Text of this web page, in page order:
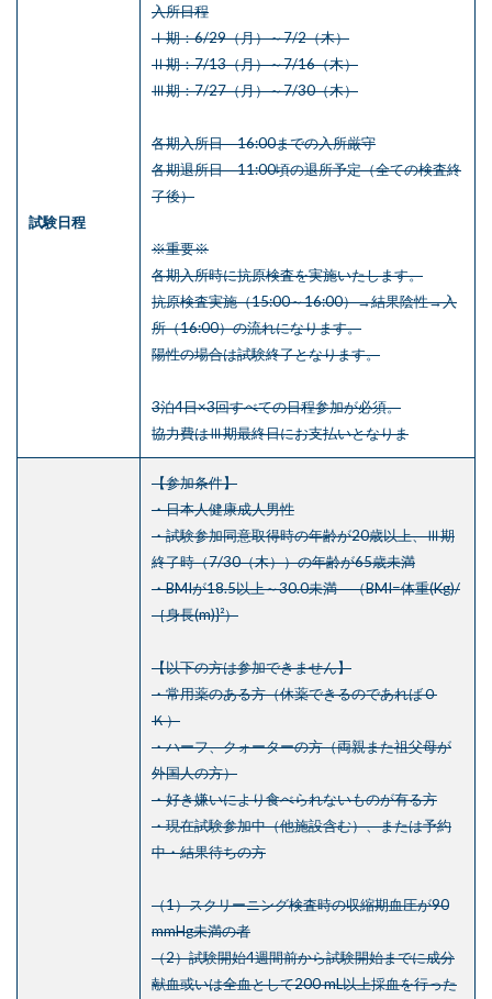
試験日程
入所日程
Ⅰ期：6/29（月）～7/2（木）
Ⅱ期：7/13（月）～7/16（木）
Ⅲ期：7/27（月）～7/30（木）
各期入所日 16:00までの入所厳守
各期退所日 11:00頃の退所予定（全ての検査終
了後）
※重要※
各期入所時に抗原検査を実施いたします。
抗原検査実施（15:00～16:00）→結果陰性→入
所（16:00）の流れになります。
陽性の場合は試験終了となります。
3泊4日×3回すべての日程参加が必須。
協力費はⅢ期最終日にお支払いとなりま
【参加条件】
・日本人健康成人男性
・試験参加同意取得時の年齢が20歳以上、Ⅲ期
終了時（7/30（木））の年齢が65歳未満
・BMIが18.5以上～30.0未満 （BMI=体重(Kg)/
｛身長(m)}²）
【以下の方は参加できません】
・常用薬のある方（休薬できるのであればＯ
Ｋ）
・ハーフ、クォーターの方（両親また祖父母が
外国人の方）
・好き嫌いにより食べられないものが有る方
・現在試験参加中（他施設含む）、または予約
中・結果待ちの方
（1）スクリーニング検査時の収縮期血圧が90
mmHg未満の者
（2）試験開始4週間前から試験開始までに成分
献血或いは全血として200 mL以上採血を行った